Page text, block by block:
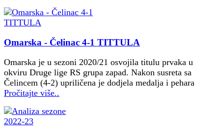
Omarska - Čelinac 4-1 TITTULA
Omarska je u sezoni 2020/21 osvojila titulu prvaka u
okviru Druge lige RS grupa zapad. Nakon susreta sa
Čelincem (4-2) upriličena je dodjela medalja i pehara
Pročitajte više..